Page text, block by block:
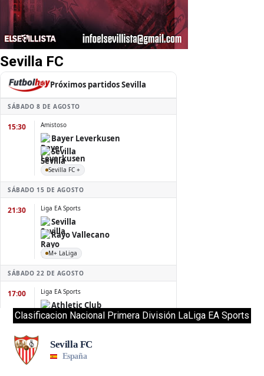
Sevilla FC
Clasificacion Nacional Primera División LaLiga EA Sports